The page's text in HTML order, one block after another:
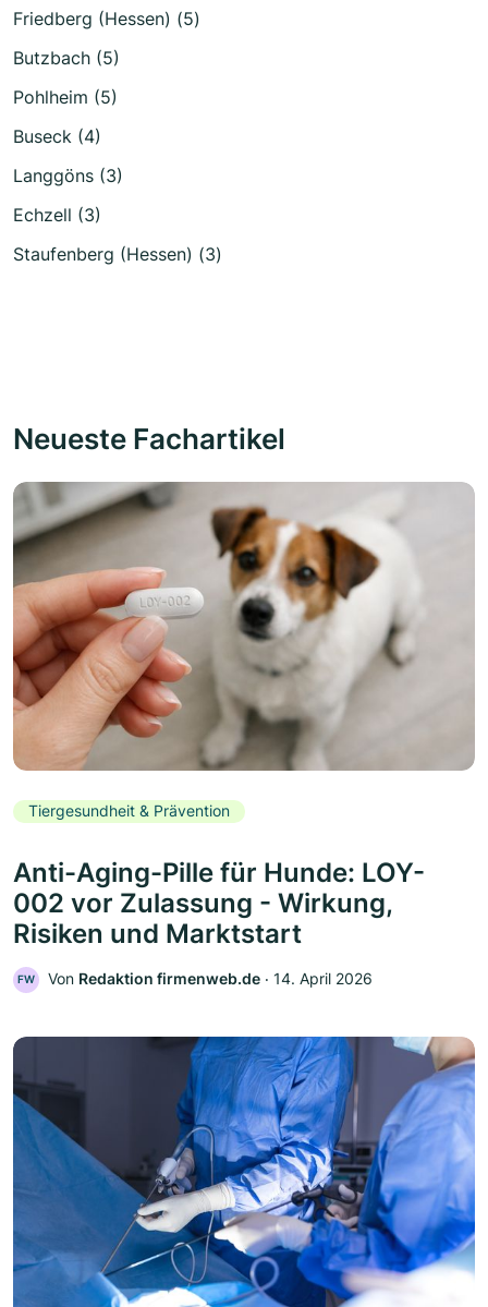
Friedberg (Hessen) (5)
Butzbach (5)
Pohlheim (5)
Buseck (4)
Langgöns (3)
Echzell (3)
Staufenberg (Hessen) (3)
Neueste Fachartikel
Tiergesundheit & Prävention
Anti-Aging-Pille für Hunde: LOY-
002 vor Zulassung - Wirkung,
Risiken und Marktstart
FW Von Redaktion firmenweb.de ‧ 14. April 2026